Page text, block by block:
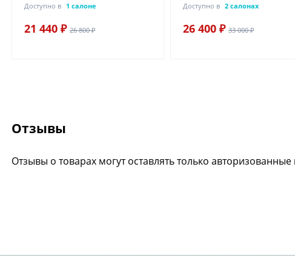
Доступно в 1 салоне
21 440 ₽ 26 800 ₽
Доступно в 2 салонах
26 400 ₽ 33 000 ₽
Отзывы
Отзывы о товарах могут оставлять только авторизованные